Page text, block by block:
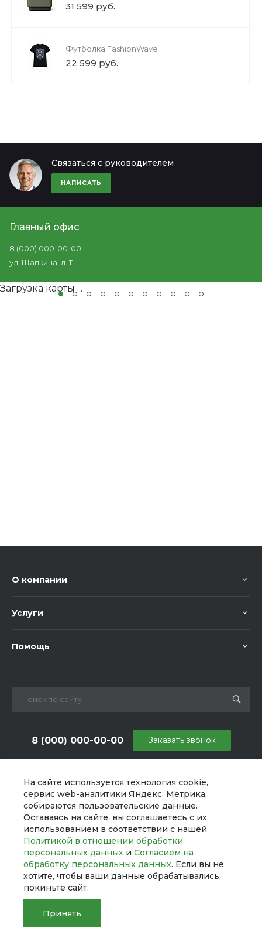
На сайте используется технология cookie,
сервис web-аналитики Яндекс. Метрика,
собираются пользовательские данные.
Оставаясь на сайте, вы соглашаетесь с их
использованием в соответствии с нашей
Политикой в отношении обработки
персональных данных и Согласием на
обработку персональных данных. Если вы не
хотите, чтобы ваши данные обрабатывались,
покиньте сайт.
Принять
31 599 руб.
Футболка FashionWave
22 599 руб.
Связаться с руководителем
НАПИСАТЬ
Главный офис
8 (000) 000-00-00
ул. Шапкина, д. 11
Загрузка карты ...
О компании
Услуги
Помощь
8 (000) 000-00-00
г. Москва, ул. Шапкина, д. 11
Заказать звонок